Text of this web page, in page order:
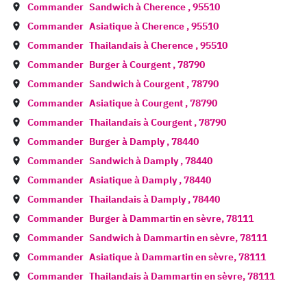
Commander Sandwich àCherence ,95510
Commander Asiatique àCherence ,95510
Commander Thailandais àCherence ,95510
Commander Burger àCourgent ,78790
Commander Sandwich àCourgent ,78790
Commander Asiatique àCourgent ,78790
Commander Thailandais àCourgent ,78790
Commander Burger à Damply,78440
Commander Sandwich à Damply,78440
Commander Asiatique à Damply,78440
Commander Thailandais à Damply,78440
Commander Burger à Dammartin en sèvre,78111
Commander Sandwich à Dammartin en sèvre,78111
Commander Asiatique à Dammartin en sèvre,78111
Commander Thailandais à Dammartin en sèvre,78111